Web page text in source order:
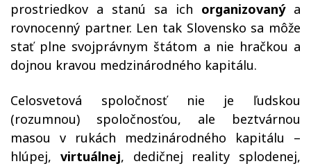
prostriedkov a stanú sa ich organizovanýa
rovnocenný partner. Len tak Slovensko sa môže
stať plne svojprávnym štátom a nie hračkou a
dojnou kravou medzinárodného kapitálu.
Celosvetová spoločnosť nie je ľudskou
(rozumnou) spoločnosťou, ale beztvárnou
masou v rukách medzinárodného kapitálu –
hlúpej, virtuálnej, dedičnej reality splodenej,